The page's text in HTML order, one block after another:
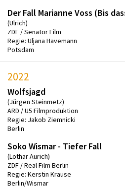
Der Fall Marianne Voss (Bis
(Ulrich)
ZDF / Senator Film
Regie: Uljana Havemann
Potsdam
2022
Wolfsjagd
(Jürgen Steinmetz)
ARD / U5 Filmproduktion
Regie: Jakob Ziemnicki
Berlin
Soko Wismar - Tiefer Fall
(Lothar Aurich)
ZDF / Real Film Berlin
Regie: Kerstin Krause
Berlin/Wismar